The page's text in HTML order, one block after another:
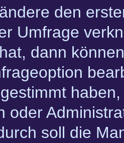
den
Umfrage
dann
oder
soll die